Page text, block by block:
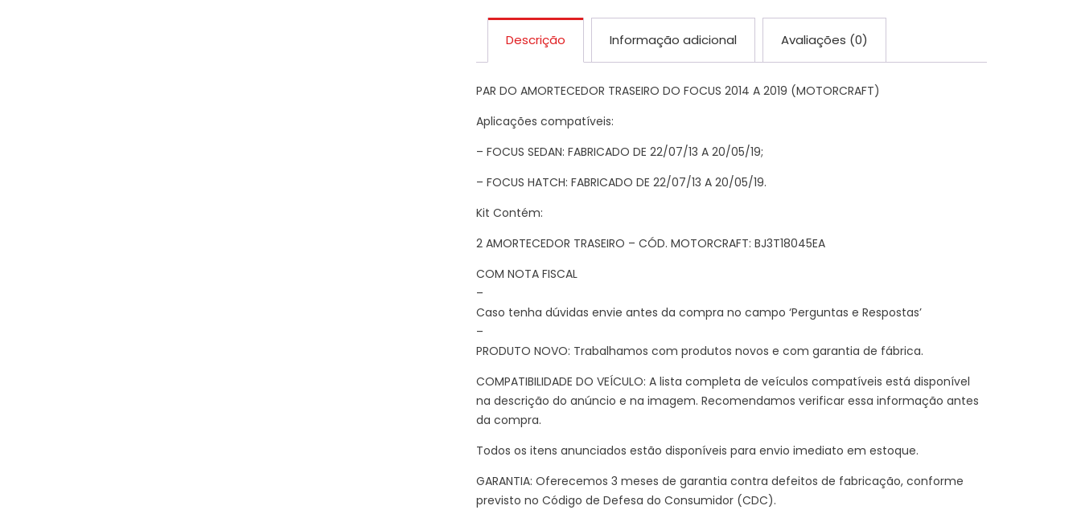
Descrição Informação adicional Avaliações (0)
PAR DO AMORTECEDOR TRASEIRO DO FOCUS 2014 A 2019 (MOTORCRAFT)
Aplicações compatíveis:
– FOCUS SEDAN: FABRICADO DE 22/07/13 A 20/05/19;
– FOCUS HATCH: FABRICADO DE 22/07/13 A 20/05/19.
Kit Contém:
2 AMORTECEDOR TRASEIRO – CÓD. MOTORCRAFT: BJ3T18045EA
COM NOTA FISCAL
–
Caso tenha dúvidas envie antes da compra no campo ‘Perguntas e Respostas’
–
PRODUTO NOVO: Trabalhamos com produtos novos e com garantia de fábrica.
COMPATIBILIDADE DO VEÍCULO: A lista completa de veículos compatíveis está disponível
na descrição do anúncio e na imagem. Recomendamos verificar essa informação antes
da compra.
Todos os itens anunciados estão disponíveis para envio imediato em estoque.
GARANTIA: Oferecemos 3 meses de garantia contra defeitos de fabricação, conforme
previsto no Código de Defesa do Consumidor (CDC).